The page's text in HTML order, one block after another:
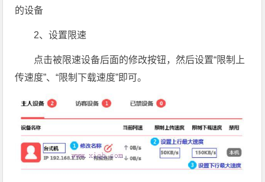
的设备
2、设置限速
点击被限速设备后面的修改按钮，然后设置“限制上
传速度”、“限制下载速度”即可。